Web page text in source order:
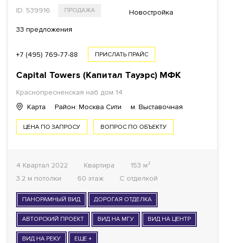
ID: 539916 ПРОДАЖА Новостройка
33 предложения
+7 (495) 769-77-88 ПРИСЛАТЬ ПРАЙС
Capital Towers (Капитал Тауэрс) МФК
Краснопресненская наб дом 14
Карта
Район: Москва Сити м. Выставочная
ЦЕНА ПО ЗАПРОСУ ВОПРОС ПО ОБЪЕКТУ
4 Квартал 2022 Квартира
153 м²
3.2 м потолки
60 этаж С отделкой
ПАНОРАМНЫЙ ВИД ДОРОГАЯ ОТДЕЛКА
АВТОРСКИЙ ПРОЕКТ ВИД НА МГУ ВИД НА ЦЕНТР
ВИД НА РЕКУ ЕЩЕ +